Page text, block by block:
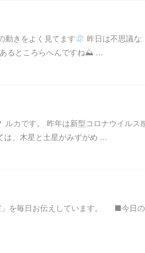
動きをよく見てます
昨日は不思議な
るところらへんですね⛰ ...
ルカです。 昨年は新型コロナウイルス
、木星と土星がみずがめ ...
」を毎日お伝えしています。 ■今日の